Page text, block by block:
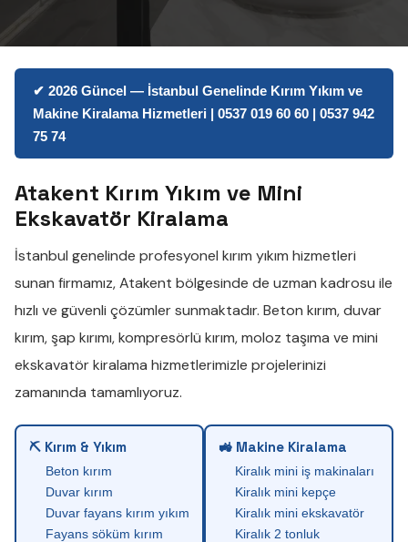
✔ 2026 Güncel — İstanbul Genelinde Kırım Yıkım ve
Makine Kiralama Hizmetleri | 0537 019 60 60 | 0537 942
75 74
Atakent Kırım Yıkım ve Mini
Ekskavatör Kiralama
İstanbul genelinde profesyonel kırım yıkım hizmetleri
sunan firmamız,Atakent bölgesinde de uzman kadrosu ile
hızlı ve güvenli çözümler sunmaktadır. Beton kırım,duvar
kırım,şap kırımı,kompresörlü kırım,moloz taşıma ve mini
ekskavatör kiralama hizmetlerimizle projelerinizi
zamanında tamamlıyoruz.
⛏ Kırım & Yıkım
Beton kırım
Duvar kırım
Duvar fayans kırım yıkım
Fayans söküm kırım
🚜 Makine Kiralama
Kiralık mini iş makinaları
Kiralık mini kepçe
Kiralık mini ekskavatör
Kiralık 2 tonluk